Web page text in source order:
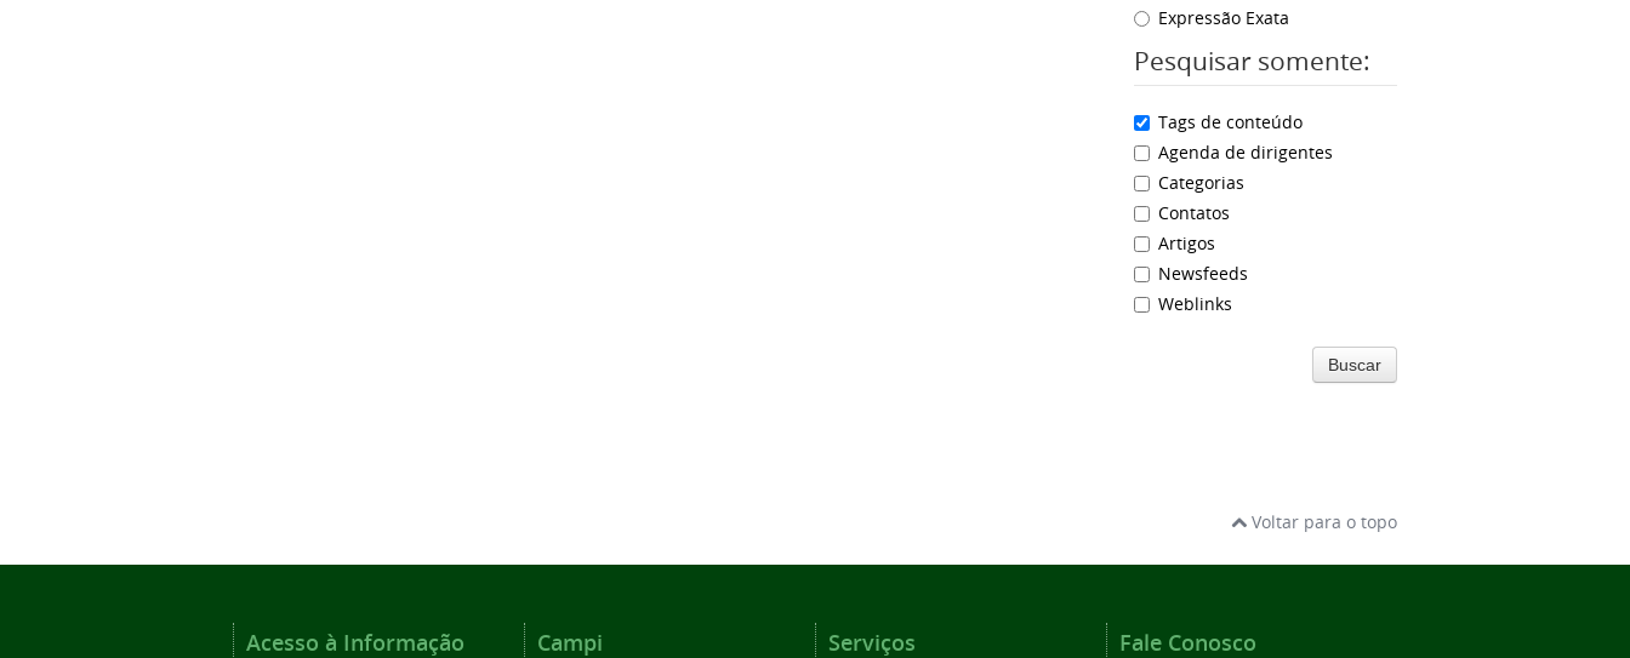
Expressão Exata
Pesquisar somente:
Tags de conteúdo
Agenda de dirigentes
Categorias
Contatos
Artigos
Newsfeeds
Weblinks
Buscar
Voltar para o topo
Acesso à Informação Campi Serviços Fale Conosco